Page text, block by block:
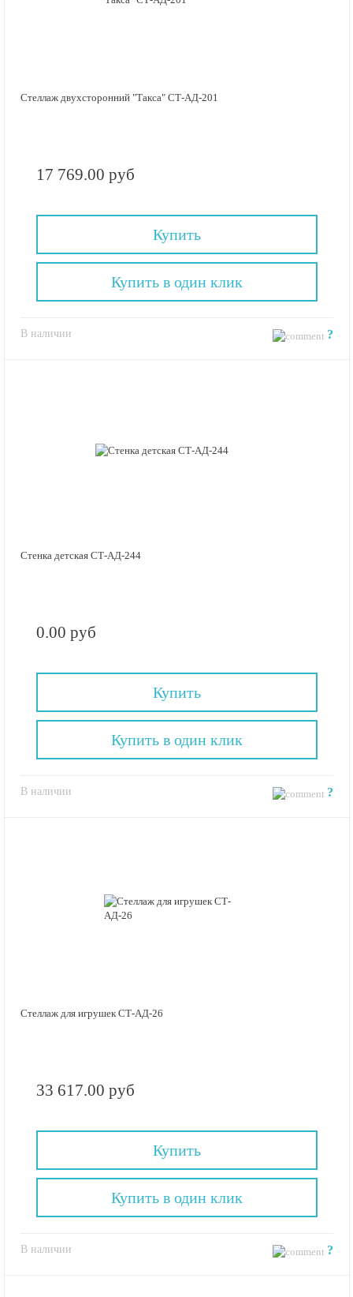
Стеллаж двухсторонний "Такса" СТ-АД-201
17 769.00 руб
Купить
В наличии ?
Купить в один клик
Стенка детская СТ-АД-244
0.00 руб
Купить
В наличии ?
Купить в один клик
Стеллаж для игрушек СТ-АД-26
33 617.00 руб
Купить
В наличии ?
Купить в один клик